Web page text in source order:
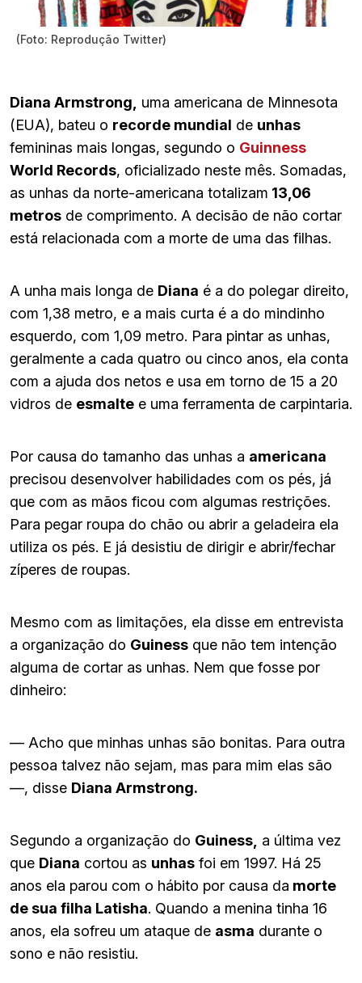
(Foto: Reprodução Twitter)
Diana Armstrong,
uma americana de Minnesota
(EUA), bateu o recorde mundial de unhas
femininas mais longas, segundo o Guinness
World Records, oficializado neste mês. Somadas,
as unhas da norte-americana totalizam 13,06
metros de comprimento. A decisão de não cortar
está relacionada com a morte de uma das filhas.
A unha mais longa de Diana é a do polegar direito,
com 1,38 metro, e a mais curta é a do mindinho
esquerdo, com 1,09 metro. Para pintar as unhas,
geralmente a cada quatro ou cinco anos, ela conta
com a ajuda dos netos e usa em torno de 15 a 20
vidros de esmalte e uma ferramenta de carpintaria.
Por causa do tamanho das unhas a americana
precisou desenvolver habilidades com os pés, já
que com as mãos ficou com algumas restrições.
Para pegar roupa do chão ou abrir a geladeira ela
utiliza os pés. E já desistiu de dirigir e abrir/fechar
zíperes de roupas.
Mesmo com as limitações, ela disse em entrevista
a organização do Guiness que não tem intenção
alguma de cortar as unhas. Nem que fosse por
dinheiro:
— Acho que minhas unhas são bonitas. Para outra
pessoa talvez não sejam, mas para mim elas são
—, disse Diana Armstrong.
Segundo a organização do Guiness, a última vez
que Diana cortou as unhas foi em 1997. Há 25
anos ela parou com o hábito por causa da morte
de sua filha Latisha. Quando a menina tinha 16
anos, ela sofreu um ataque de asma durante o
sono e não resistiu.